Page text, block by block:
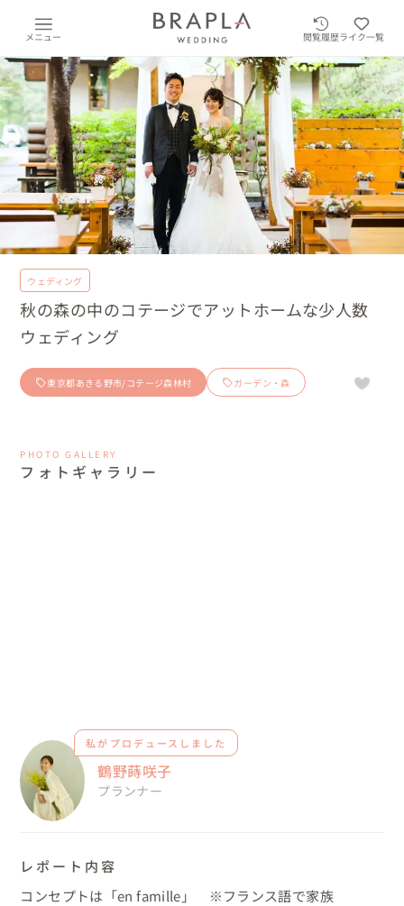
メニュー 閲覧履歴ライク一覧
ウェディング
秋の森の中のコテージでアットホームな少人数
ウェディング
東京都あきる野市/コテージ森林村 ガーデン・森
PHOTO GALLERY
フォトギャラリー
私がプロデュースしました
鶴野蒔咲子
プランナー
レポート内容
コンセプトは「en famille」　※フランス語で家族